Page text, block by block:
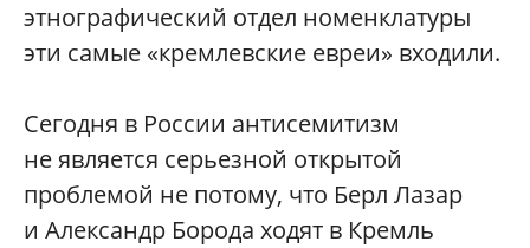
этнографический отдел номенклатуры
эти самые «кремлевские евреи» входили.
Сегодня в России антисемитизм
не является серьезной открытой
проблемой не потому, что Берл Лазар
и Александр Борода ходят в Кремль